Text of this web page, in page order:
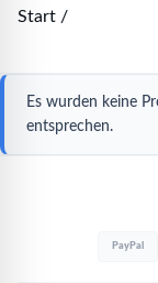
Start /
Es wurden keine
entsprechen.
PayPal